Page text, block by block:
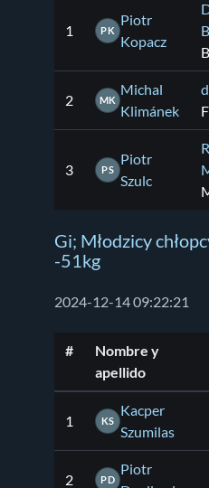
1 PK
Piotr
Kopacz
2 MK
Michal
Klimánek
3 PS
Piotr
Szulc
Gi; Młodzicy
-51kg
2024-12-14 09:22:21
#
Nombre y
apellido
1 KS
Kacper
Szumilas
2 PD
Piotr